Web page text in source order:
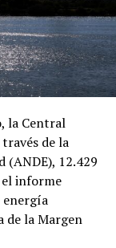
la Central
de la
12.429
el informe
energía
de la Margen